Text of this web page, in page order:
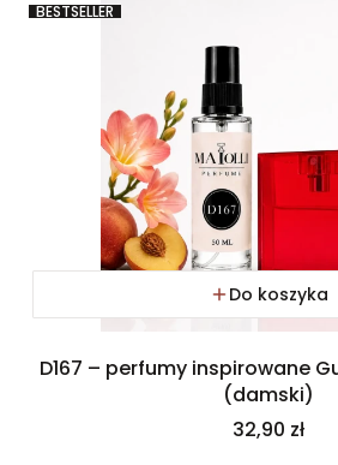
BESTSELLER
Do koszyka
D167 – perfumy inspirowane
(damski)
Cena
32,90 zł